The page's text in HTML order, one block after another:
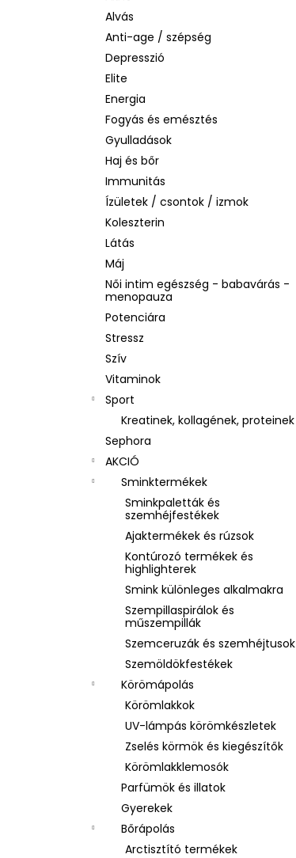
Alvás
Anti-age / szépség
Depresszió
Elite
Energia
Fogyás és emésztés
Gyulladások
Haj és bőr
Immunitás
Ízületek / csontok / izmok
Koleszterin
Látás
Máj
Női intim egészség - babavárás -
menopauza
Potenciára
Stressz
Szív
Vitaminok
Sport
Kreatinek, kollagének, proteinek
Sephora
AKCIÓ
Sminktermékek
Sminkpaletták és
szemhéjfestékek
Ajaktermékek és rúzsok
Kontúrozó termékek és
highlighterek
Smink különleges alkalmakra
Szempillaspirálok és
műszempillák
Szemceruzák és szemhéjtusok
Szemöldökfestékek
Körömápolás
Körömlakkok
UV-lámpás körömkészletek
Zselés körmök és kiegészítők
Körömlakklemosók
Parfümök és illatok
Gyerekek
Bőrápolás
Arctisztító termékek
SOL DE JANEIRO RIO RADIANCE BODY
LOTION – SPF 50 TESTÁPOLÓ, 200 ML
2 930 Ft
Korábbi: 14 990 Ft